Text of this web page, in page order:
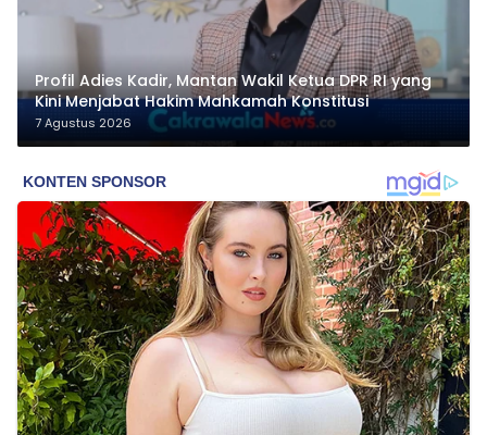
Profil Adies Kadir, Mantan Wakil Ketua DPR RI yang
Kini Menjabat Hakim Mahkamah Konstitusi
7 Agustus 2026